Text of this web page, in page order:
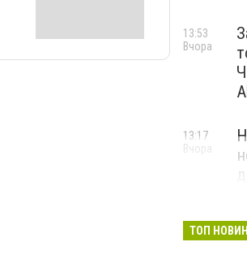
13:53
Вчора
13:17
Вчора
ТОП